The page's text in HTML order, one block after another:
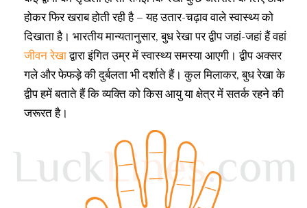
होकर फिर खराब होती रही है – यह उतार-चढ़ाव वाले स्वास्थ्य को
दिखाता है। भारतीय मान्यतानुसार, बुध रेखा पर द्वीप जहां-जहां हैं वहां
जीवन रेखाद्वारा इंगित उम्र में स्वास्थ्य समस्या आएगी। द्वीप अक्सर
गले और फेफड़े की दुर्बलता भी दर्शाते हैं। कुल मिलाकर, बुध रेखा के
द्वीप हमें बताते हैं कि व्यक्ति को किस आयु या क्षेत्र में सतर्क रहने की
जरूरत है।